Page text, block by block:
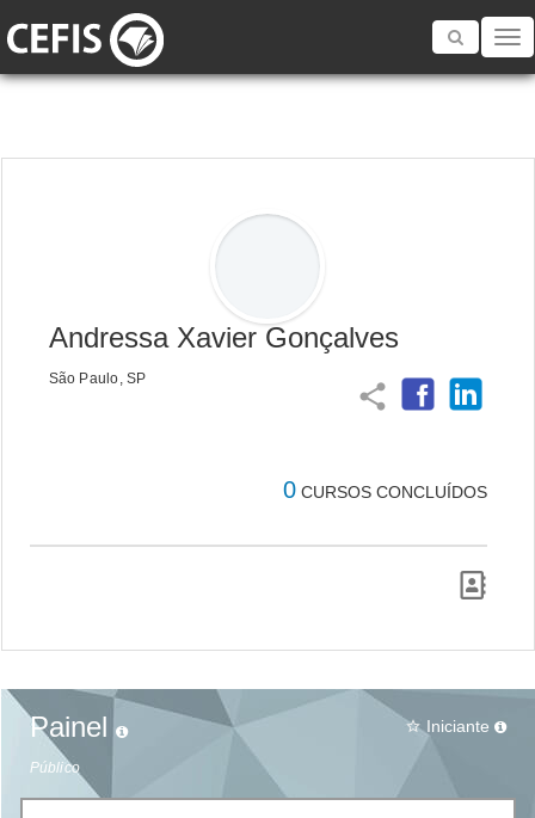
Toggle
Andressa Xavier Gonçalves
São Paulo, SP
share
0 CURSOS CONCLUÍDOS
Painel
Público
star_border Iniciante